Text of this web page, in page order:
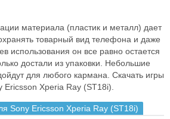
материала (пластик и металл) дает
товарный вид телефона и даже
использования он все равно остается
достали из упаковки. Небольшие
для любого кармана. Скачать игры
Xperia Ray (ST18i).
Sony Ericsson Xperia Ray (ST18i)